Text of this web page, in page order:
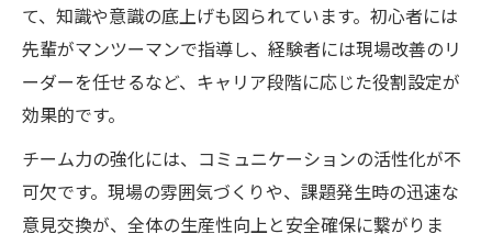
て、知識や意識の底上げも図られています。初心者には
先輩がマンツーマンで指導し、経験者には現場改善のリ
ーダーを任せるなど、キャリア段階に応じた役割設定が
効果的です。
チーム力の強化には、コミュニケーションの活性化が不
可欠です。現場の雰囲気づくりや、課題発生時の迅速な
意見交換が、全体の生産性向上と安全確保に繋がりま